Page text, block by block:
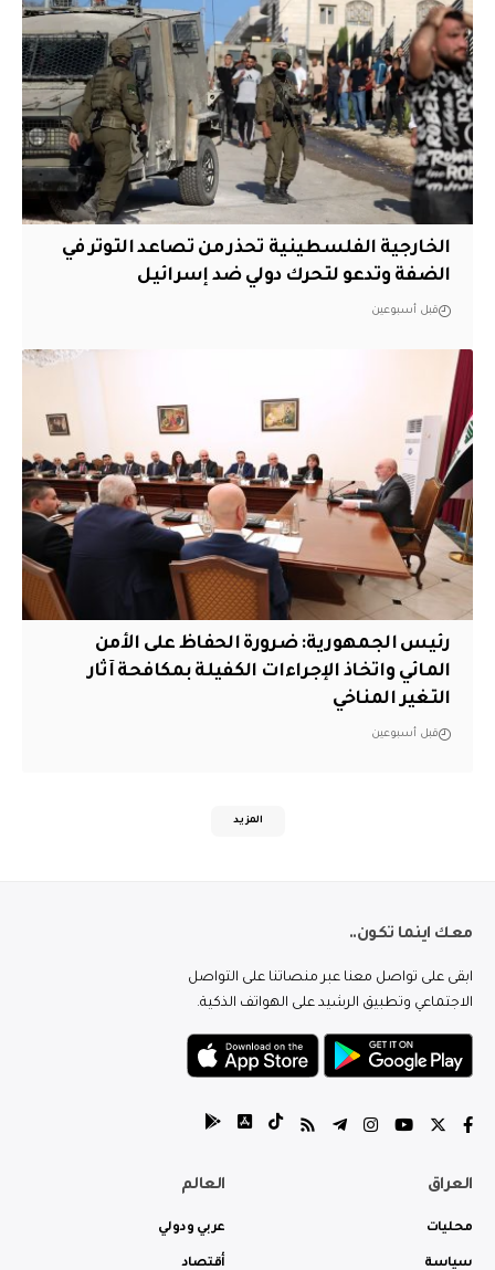
الخارجية الفلسطينية تحذر من تصاعد التوتر في
الضفة وتدعو لتحرك دولي ضد إسرائيل
قبل أسبوعين
رئيس الجمهورية: ضرورة الحفاظ على الأمن
المائي واتخاذ الإجراءات الكفيلة بمكافحة آثار
التغير المناخي
قبل أسبوعين
المزيد
معك اينما تكون..
ابقى على تواصل معنا عبر منصاتنا على التواصل
الاجتماعي وتطبيق الرشيد على الهواتف الذكية.
العراق
محليات
سياسة
العالم
عربي ودولي
أقتصاد